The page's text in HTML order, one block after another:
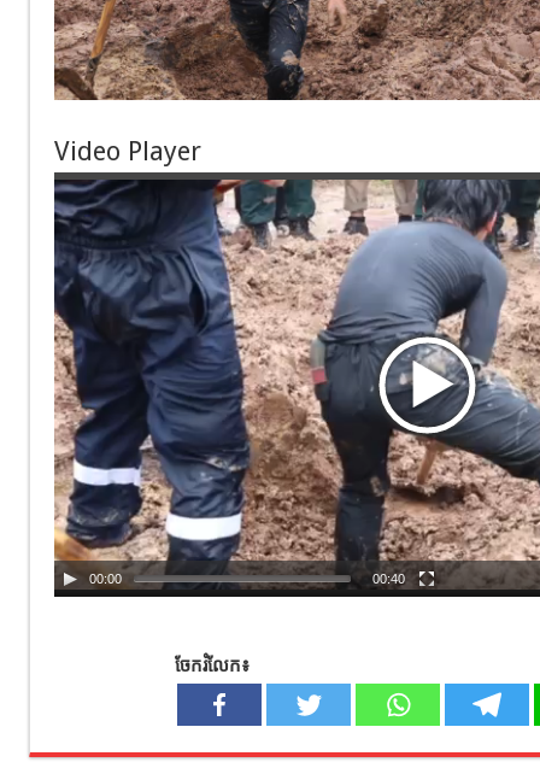
Video Player
00:00 00:40
ចែករំលែក៖